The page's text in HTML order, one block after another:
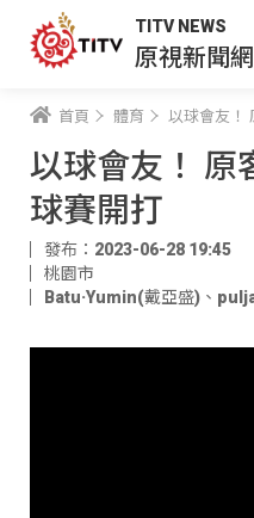
TITV NEWS
原視新聞網
首頁 體育 以球會友！
以球會友！ 原
球賽開打
發布：2023-06-28 19:45
桃園市
Batu·Yumin(戴亞盛) 、